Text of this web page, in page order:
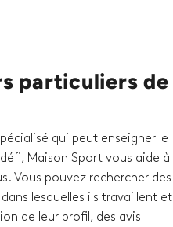
particuliers de
qui peut enseigner le
Maison Sport vous aide à
Vous pouvez rechercher des
lesquelles ils travaillent et
de leur profil, des avis